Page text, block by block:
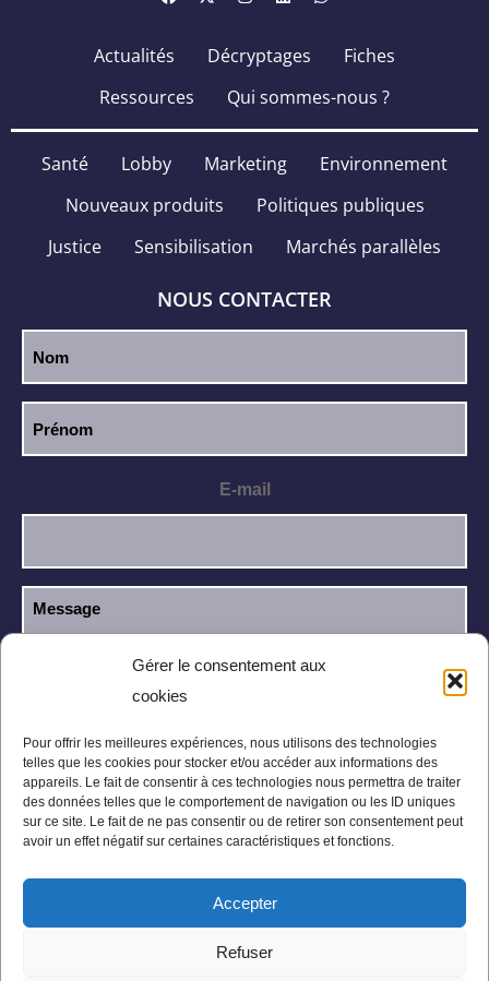
Gérer le consentement aux
cookies
Pour offrir les meilleures expériences, nous utilisons des technologies
telles que les cookies pour stocker et/ou accéder aux informations des
appareils. Le fait de consentir à ces technologies nous permettra de traiter
des données telles que le comportement de navigation ou les ID uniques
sur ce site. Le fait de ne pas consentir ou de retirer son consentement peut
avoir un effet négatif sur certaines caractéristiques et fonctions.
Accepter
Refuser
Actualités Décryptages
Fiches
Ressources
Qui sommes-nous ?
Santé Lobby Marketing
Environnement
Nouveaux produits
Politiques publiques
Justice
Sensibilisation Marchés parallèles
NOUS CONTACTER
E-mail
J’ai lu et j’accepte la
confidentialité.
Politique de confidentialité